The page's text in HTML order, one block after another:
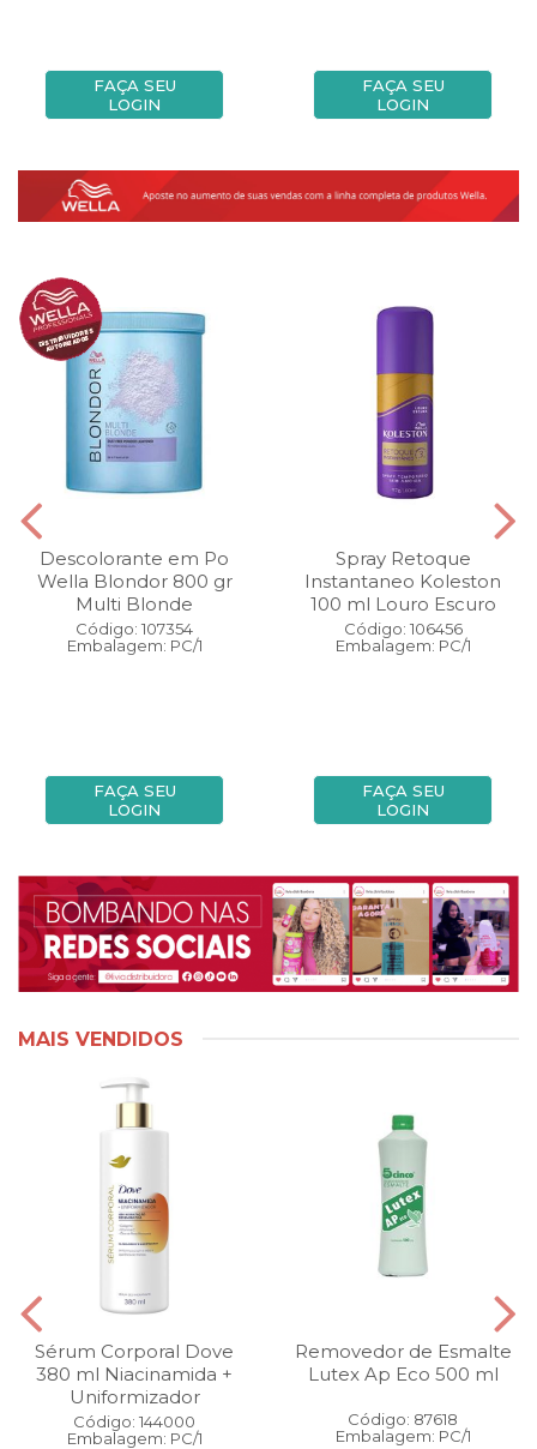
FAÇA SEU
LOGIN
FAÇA SEU
LOGIN
Descolorante em Po
Wella Blondor 800 gr
Multi Blonde
Código: 107354
Embalagem: PC/1
FAÇA SEU
LOGIN
Spray Retoque
Instantaneo Koleston
100 ml Louro Escuro
Código: 106456
Embalagem: PC/1
FAÇA SEU
LOGIN
MAIS VENDIDOS
Sérum Corporal Dove
380 ml Niacinamida +
Uniformizador
Código: 144000
Embalagem: PC/1
Removedor de Esmalte
Lutex Ap Eco 500 ml
Código: 87618
Embalagem: PC/1